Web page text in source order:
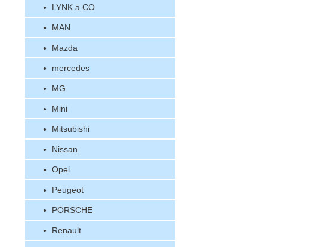
LYNK a CO
MAN
Mazda
mercedes
MG
Mini
Mitsubishi
Nissan
Opel
Peugeot
PORSCHE
Renault